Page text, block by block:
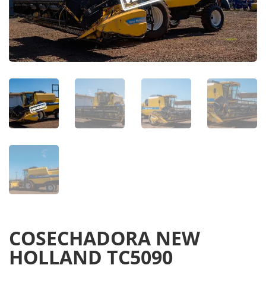
COSECHADORA NEW
HOLLAND TC5090